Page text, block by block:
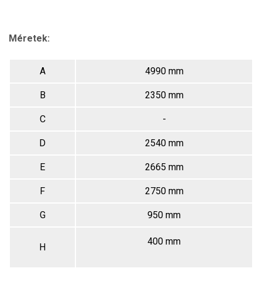
Méretek:
A 4990 mm
B 2350 mm
C -
D 2540 mm
E 2665 mm
F 2750 mm
G 950 mm
H
400 mm